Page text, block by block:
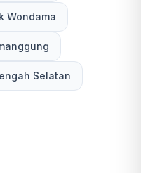
Wondama
Selatan